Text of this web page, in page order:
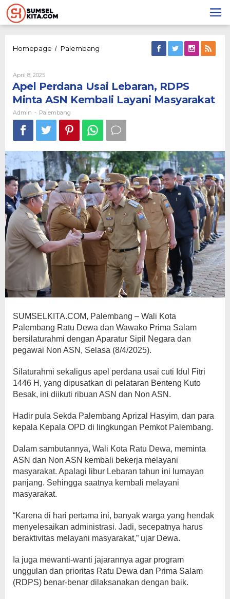
Lewati
ke
konten
Homepage / Palembang
RDPS
Minta
ASN
Layani
Masyarakat
April 8, 2025Oleh
Admin
Apel Perdana Usai Lebaran, RDPS
Minta ASN Kembali Layani Masyarakat
Admin - Palembang
SUMSELKITA.COM, Palembang – Wali Kota
Palembang Ratu Dewa dan Wawako Prima Salam
bersilaturahmi dengan Aparatur Sipil Negara dan
pegawai Non ASN, Selasa (8/4/2025).
Silaturahmi sekaligus apel perdana usai cuti Idul Fitri
1446 H, yang dipusatkan di pelataran Benteng Kuto
Besak, ini diikuti ribuan ASN dan Non ASN.
Hadir pula Sekda Palembang Aprizal Hasyim, dan para
kepala Kepala OPD di lingkungan Pemkot Palembang.
Dalam sambutannya, Wali Kota Ratu Dewa, meminta
ASN dan Non ASN kembali bekerja melayani
masyarakat. Apalagi libur Lebaran tahun ini lumayan
panjang. Sehingga saatnya kembali melayani
masyarakat.
“Karena di hari pertama ini, banyak warga yang hendak
menyelesaikan administrasi. Jadi, secepatnya harus
beraktivitas melayani masyarakat,” ujar Dewa.
Ia juga mewanti-wanti jajarannya agar program
unggulan dan prioritas Ratu Dewa dan Prima Salam
(RDPS) benar-benar dilaksanakan dengan baik.